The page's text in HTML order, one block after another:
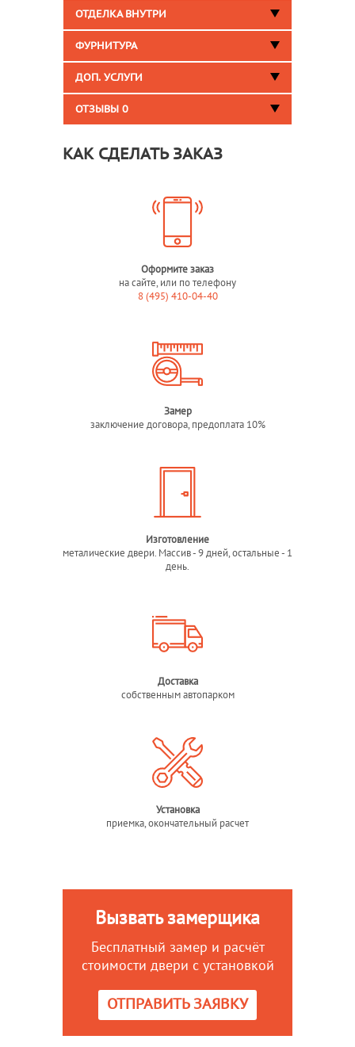
ОТДЕЛКА ВНУТРИ
ФУРНИТУРА
ДОП. УСЛУГИ
ОТЗЫВЫ 0
КАК СДЕЛАТЬ ЗАКАЗ
Оформите заказ
на сайте, или по телефону
8 (495) 410-04-40
Замер
заключение договора, предоплата 10%
Изготовление
металические двери. Массив - 9 дней, остальные - 1
день.
Доставка
собственным автопарком
Установка
приемка, окончательный расчет
Вызвать замерщика
Бесплатный замер и расчёт
стоимости двери с установкой
ОТПРАВИТЬ ЗАЯВКУ